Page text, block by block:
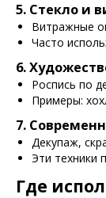
5. Стекло и
Витражные
Часто
6.
Роспись по
Примеры:
7.
Декупаж,
Эти техники
Где